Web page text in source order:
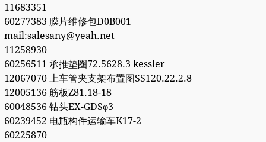
11683351
60277383 膜片维修包D0B001
mail:salesany@yeah.net
11258930
60256511 承推垫圈72.5628.3 kessler
12067070 上车管夹支架布置图SS120.22.2.8
12005136 筋板Z81.18-18
60048536 钻头EX-GDSφ3
60239452 电瓶构件运输车K17-2
60225870